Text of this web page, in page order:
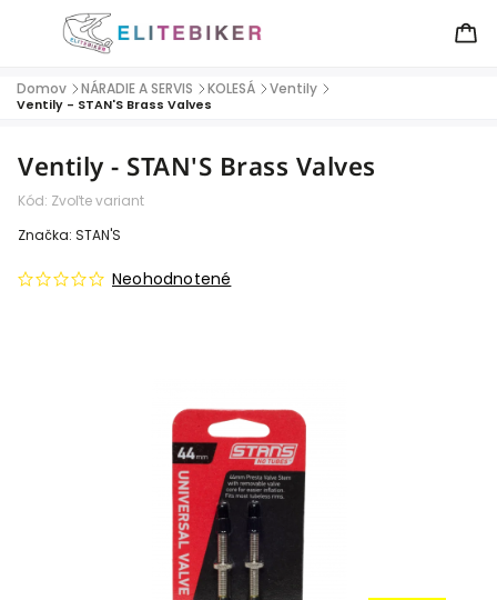
Domov / NÁRADIE A SERVIS / KOLESÁ / Ventily /
Ventily - STAN'S Brass Valves
Ventily - STAN'S Brass Valves
Kód: Zvoľte variant
Neohodnotené
Značka: STAN'S